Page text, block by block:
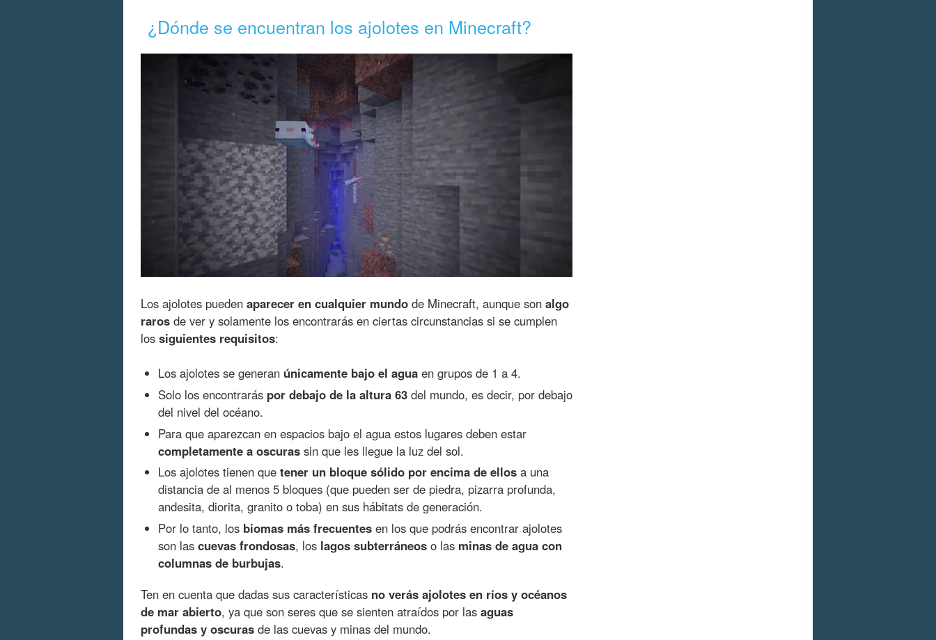
¿Dónde se encuentran los ajolotes en Minecraft?
Los ajolotes pueden aparecer en cualquier mundo de Minecraft, aunque son algo
raros de ver y solamente los encontrarás en ciertas circunstancias si se cumplen
los siguientes requisitos:
Los ajolotes se generan únicamente bajo el agua en grupos de 1 a 4.
Solo los encontrarás por debajo de la altura 63 del mundo, es decir, por debajo
del nivel del océano.
Para que aparezcan en espacios bajo el agua estos lugares deben estar
completamente a oscuras sin que les llegue la luz del sol.
Los ajolotes tienen que tener un bloque sólido por encima de ellos a una
distancia de al menos 5 bloques (que pueden ser de piedra, pizarra profunda,
andesita, diorita, granito o toba) en sus hábitats de generación.
Por lo tanto, los biomas más frecuentes en los que podrás encontrar ajolotes
son las cuevas frondosas, los lagos subterráneos o las minas de agua con
columnas de burbujas.
Ten en cuenta que dadas sus características no verás ajolotes en ríos y océanos
de mar abierto, ya que son seres que se sienten atraídos por las aguas
profundas y oscuras de las cuevas y minas del mundo.